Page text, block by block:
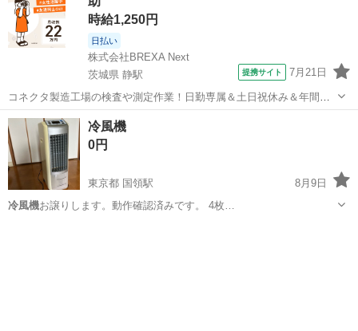
時給1,250円
日払い
株式会社BREXA Next
茨城県 静駅
提携サイト 7月21日
コネクタ製造工場の検査や測定作業！日勤専属＆土日祝休み＆年間休
日128日★クリーンルーム内作業★マイカー通勤OK＆無料駐車場あり
★就業先食堂利用可！日払い制度あり！《茨城県常陸大宮市》 人気の
工場のお仕事 ◇コネクタ製造工...
茨城 常陸大宮市
冷風機
0円
東京都 国領駅
8月9日
冷風機お譲りします。動作確認済みです。 4枚…